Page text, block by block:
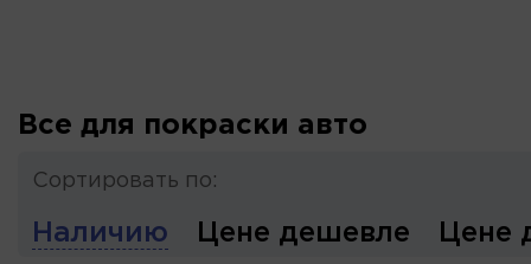
Все для покраски авто
Сортировать по:
Наличию Цене дешевле Цене